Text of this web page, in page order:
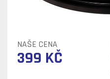
NAŠE CENA
399 KČ